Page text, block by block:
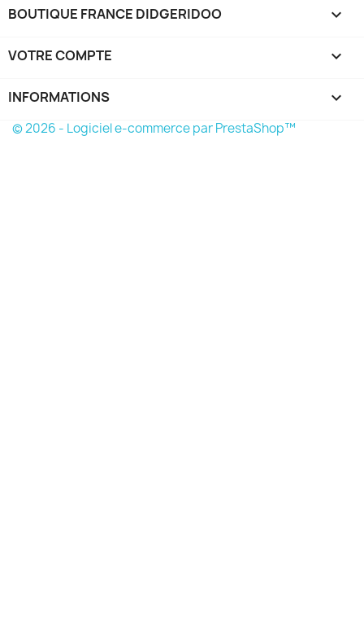
BOUTIQUE FRANCE DIDGERIDOO 
VOTRE COMPTE 
INFORMATIONS keyboard_arrow_down
© 2026 - Logiciel e-commerce par PrestaShop™